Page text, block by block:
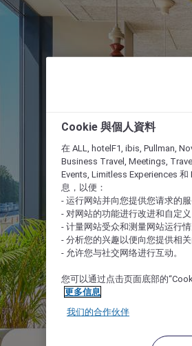
Cookie 與個人資料
在 ALL, hotelF1, ibis, Pullman,
Business Travel, Meetings,
Events, Limitless Experiences 和
息，以便：
- 运行网站并向您提供您请求的
- 对网站的功能进行改进和自定义
- 计量网站受众和测量网站运行
- 分析您的兴趣以便向您提供相
- 允许您与社交网络进行互动。
您可以通过点击页面底部的
更多信息
我们的合作伙伴